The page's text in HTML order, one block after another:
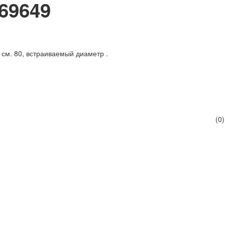
80, встраиваемый диаметр .
(0)